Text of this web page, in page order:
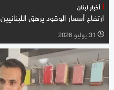
أخبار لبنان
ارتفاع أسعار الوقود يرهق اللبنانيين
l 31 يوليو 2026